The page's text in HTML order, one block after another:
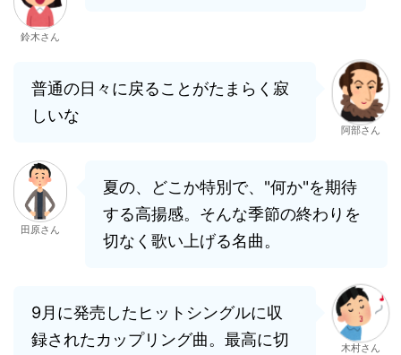
鈴木さん
普通の日々に戻ることがたまらく寂
しいな
阿部さん
田原さん
夏の、どこか特別で、"何か"を期待
する高揚感。そんな季節の終わりを
切なく歌い上げる名曲。
9月に発売したヒットシングルに収
録されたカップリング曲。最高に切
木村さん